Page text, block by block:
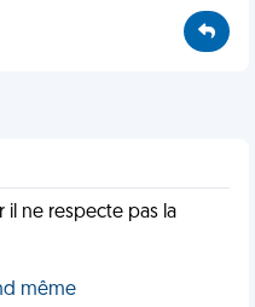
ne respecte pas la
même